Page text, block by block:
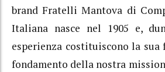
brand Fratelli Mantova di
Italiana nasce nel 1905 e,
esperienza costituiscono la sua
fondamento della nostra